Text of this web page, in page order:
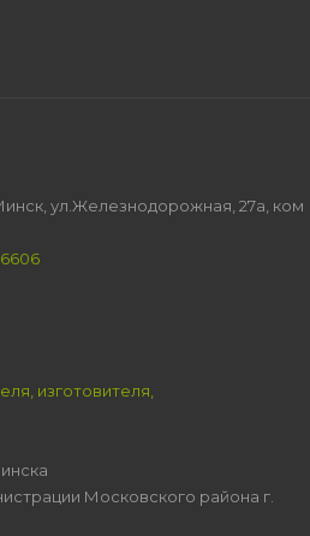
ул.Железнодорожная, 27а, ком
изготовителя,
Московского района г.